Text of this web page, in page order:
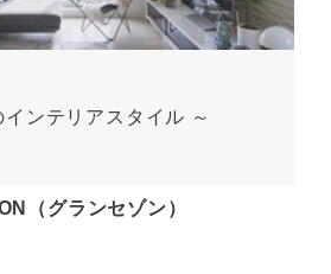
ンテリアスタイル ～
（グランセゾン）